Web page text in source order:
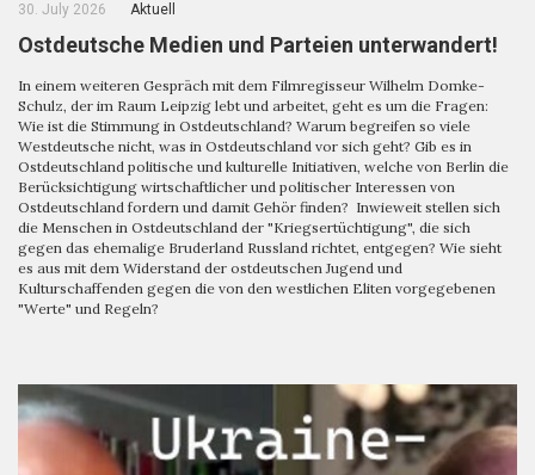
30. July 2026 Aktuell
Ostdeutsche Medien und Parteien unterwandert!
In einem weiteren Gespräch mit dem Filmregisseur Wilhelm Domke-
Schulz, der im Raum Leipzig lebt und arbeitet, geht es um die Fragen:
Wie ist die Stimmung in Ostdeutschland? Warum begreifen so viele
Westdeutsche nicht, was in Ostdeutschland vor sich geht? Gib es in
Ostdeutschland politische und kulturelle Initiativen, welche von Berlin die
Berücksichtigung wirtschaftlicher und politischer Interessen von
Ostdeutschland fordern und damit Gehör finden? Inwieweit stellen sich
die Menschen in Ostdeutschland der "Kriegsertüchtigung", die sich
gegen das ehemalige Bruderland Russland richtet, entgegen? Wie sieht
es aus mit dem Widerstand der ostdeutschen Jugend und
Kulturschaffenden gegen die von den westlichen Eliten vorgegebenen
"Werte" und Regeln?